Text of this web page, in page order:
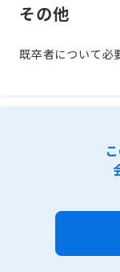
その他
既卒者について必